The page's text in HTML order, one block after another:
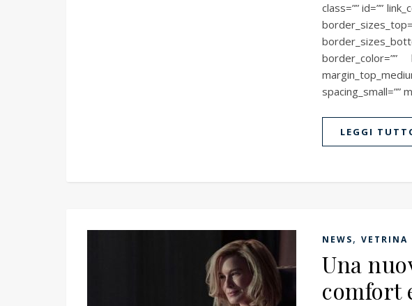
class=”” id=””
border_color=””
spacing_small=””
LEGGI
NEWS, VETRINA
Una
comfort